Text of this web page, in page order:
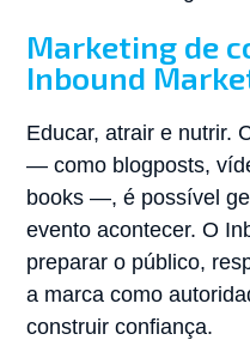
Marketing de
Inbound
Educar, atrair e nutrir.
— como blogposts,
books —, é possível
evento acontecer. O
preparar o público,
a marca como
construir confiança.